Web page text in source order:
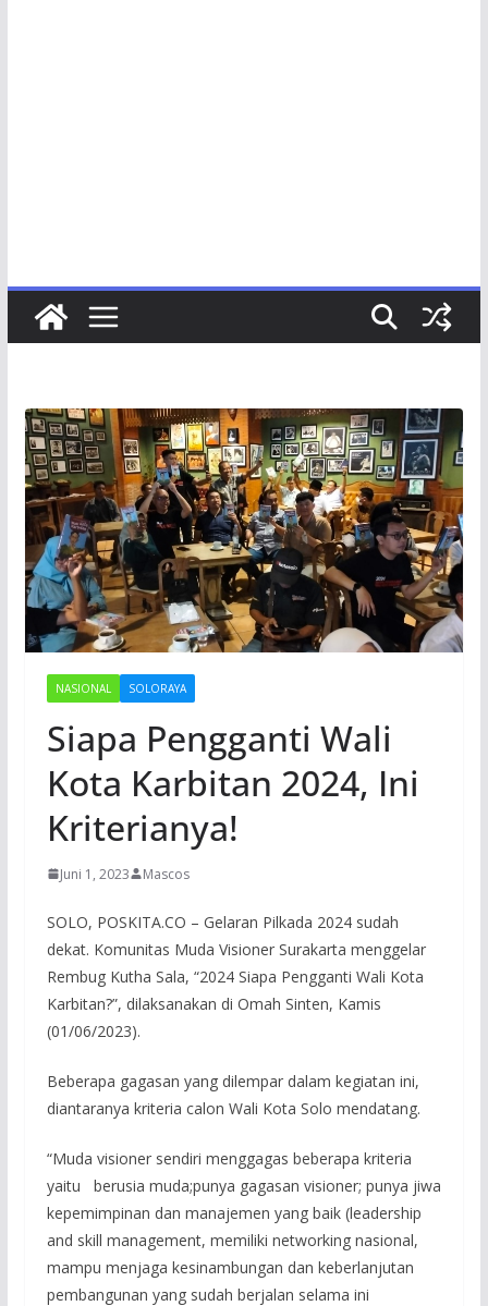
NASIONAL SOLORAYA
Siapa Pengganti Wali
Kota Karbitan 2024, Ini
Kriterianya!
Juni 1, 2023 Mascos
SOLO, POSKITA.CO – Gelaran Pilkada 2024 sudah
dekat. Komunitas Muda Visioner Surakarta menggelar
Rembug Kutha Sala, “2024 Siapa Pengganti Wali Kota
Karbitan?”, dilaksanakan di Omah Sinten, Kamis
(01/06/2023).
Beberapa gagasan yang dilempar dalam kegiatan ini,
diantaranya kriteria calon Wali Kota Solo mendatang.
“Muda visioner sendiri menggagas beberapa kriteria
yaitu berusia muda;punya gagasan visioner; punya jiwa
kepemimpinan dan manajemen yang baik (leadership
and skill management, memiliki networking nasional,
mampu menjaga kesinambungan dan keberlanjutan
pembangunan yang sudah berjalan selama ini